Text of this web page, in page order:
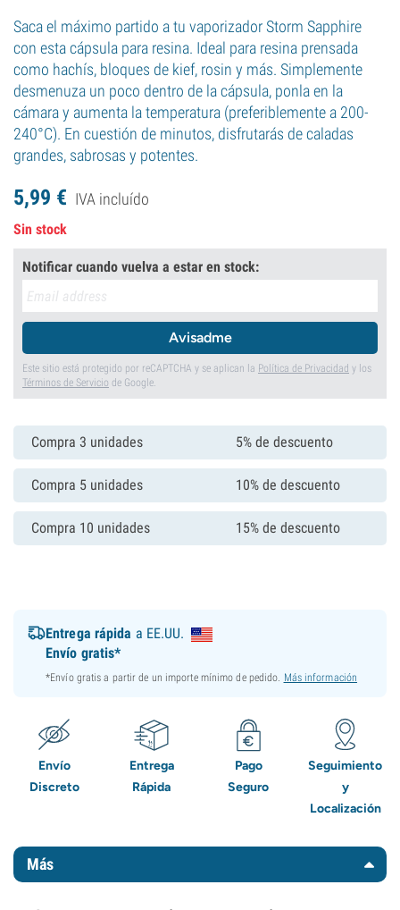
Saca el máximo partido a tu vaporizador Storm Sapphire
con esta cápsula para resina. Ideal para resina prensada
como hachís, bloques de kief, rosin y más. Simplemente
desmenuza un poco dentro de la cápsula, ponla en la
cámara y aumenta la temperatura (preferiblemente a 200-
240°C). En cuestión de minutos, disfrutarás de caladas
grandes, sabrosas y potentes.
5,99 € IVA incluído
Sin stock
Notificar cuando vuelva a estar en stock:
Avisadme
Este sitio está protegido por reCAPTCHA y se aplican la Política de Privacidad y los
Términos de Servicio de Google.
Compra 3 unidades 5% de descuento
Compra 5 unidades 10% de descuento
Compra 10 unidades 15% de descuento
Entrega rápida a EE.UU.
Envío gratis*
*Envío gratis a partir de un importe mínimo de pedido. Más información
Envío
Discreto
Entrega
Rápida
Pago
Seguro
Seguimiento
y
Localización
Más